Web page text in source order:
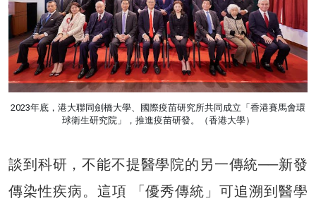
2023年底，港大聯同劍橋大學、國際疫苗研究所共同成立「香港賽馬會環
球衛生研究院」，推進疫苗研發。（香港大學）
談到科研，不能不提醫學院的另一傳統──新發
傳染性疾病。這項 「優秀傳統」可追溯到醫學